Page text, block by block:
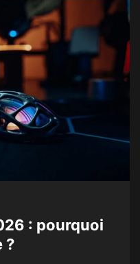
: pourquoi
?